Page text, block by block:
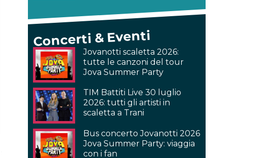
Concerti & Eventi
Jovanotti scaletta 2026:
tutte le canzoni del tour
Jova Summer Party
TIM Battiti Live 30 luglio
2026: tutti gli artisti in
scaletta a Trani
Bus concerto Jovanotti 2026
Jova Summer Party: viaggia
con i fan